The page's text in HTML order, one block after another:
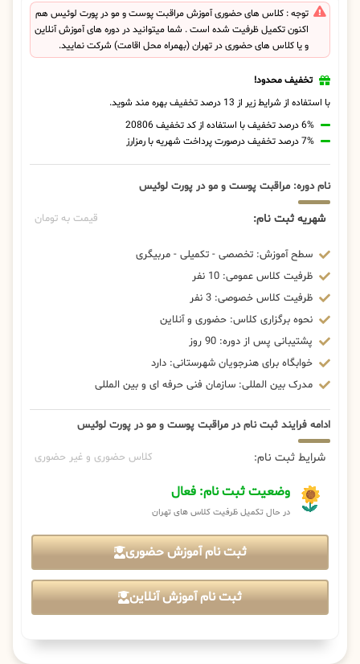
توجه : کلاس های حضوری آموزش مراقبت پوست و مو در پورت لوئیس هم
اکنون تکمیل ظرفیت شده است . شما میتوانید در دوره های آموزش آنلاین
و یا کلاس های حضوری در تهران (بهمراه محل اقامت) شرکت نمایید.
تخفیف محدود!
با استفاده از شرایط زیر از 13 درصد تخفیف بهره مند شوید.
6% درصد تخفیف با استفاده از کد تخفیف 20806
7% درصد تخفیف درصورت پرداخت شهریه با رمزارز
نام دوره: مراقبت پوست و مو در پورت لوئیس
شهریه ثبت نام: قیمت به تومان
سطح آموزش: تخصصی - تکمیلی - مربیگری
ظرفیت کلاس عمومی: 10 نفر
ظرفیت کلاس خصوصی: 3 نفر
نحوه برگزاری کلاس: حضوری و آنلاین
پشتیبانی پس از دوره: 90 روز
خوابگاه برای هنرجویان شهرستانی: دارد
مدرک بین المللی: سازمان فنی حرفه ای و بین المللی
ادامه فرایند ثبت نام در مراقبت پوست و مو در پورت لوئیس
شرایط ثبت نام: کلاس حضوری و غیر حضوری
وضعیت ثبت نام: فعال
در حال تکمیل ظرفیت کلاس های تهران
ثبت نام آموزش حضوری
ثبت نام آموزش آنلاین